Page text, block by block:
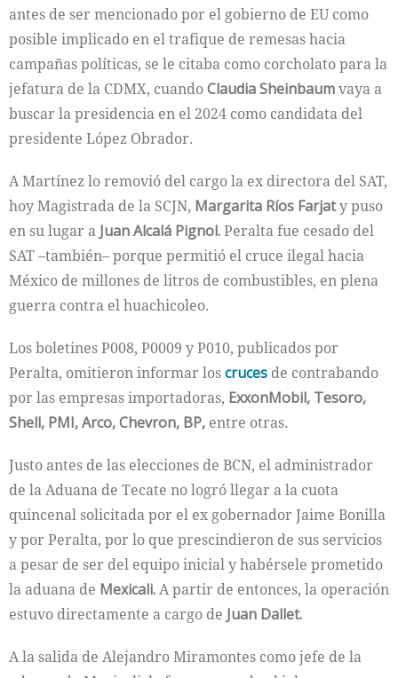
antes de ser mencionado por el gobierno de EU como
posible implicado en el trafique de remesas hacia
campañas políticas, se le citaba como corcholato para la
jefatura de la CDMX, cuandoClaudia Sheinbaumvaya a
buscar la presidencia en el 2024 como candidata del
presidente López Obrador.
A Martínez lo removió del cargo la ex directora del SAT,
hoy Magistrada de la SCJN, Margarita Ríos Farjaty puso
en su lugar a Juan Alcalá Pignol.Peralta fue cesado del
SAT –también– porque permitió el cruce ilegal hacia
México de millones de litros de combustibles, en plena
guerra contra el huachicoleo.
Los boletines P008, P0009 y P010, publicados por
Peralta, omitieron informar loscruces de contrabando
por las empresas importadoras, ExxonMobil, Tesoro,
Shell, PMI, Arco, Chevron, BP, entre otras.
Justo antes de las elecciones de BCN, el administrador
de la Aduana de Tecate no logró llegar a la cuota
quincenal solicitada por el ex gobernador Jaime Bonilla
y por Peralta, por lo que prescindieron de sus servicios
a pesar de ser del equipo inicial y habérsele prometido
la aduana de Mexicali.A partir de entonces, la operación
estuvo directamente a cargo de Juan Dallet.
A la salida de Alejandro Miramontes como jefe de la